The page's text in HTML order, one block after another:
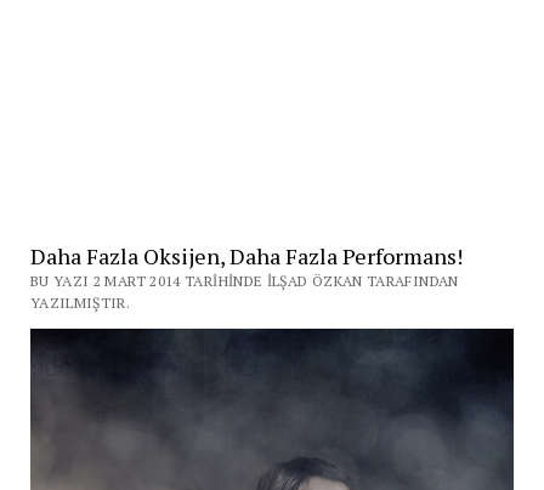
Daha Fazla Oksijen, Daha Fazla Performans!
BU YAZI 2 MART 2014 TARIHINDE İLŞAD ÖZKAN TARAFINDAN
YAZILMIŞTIR.